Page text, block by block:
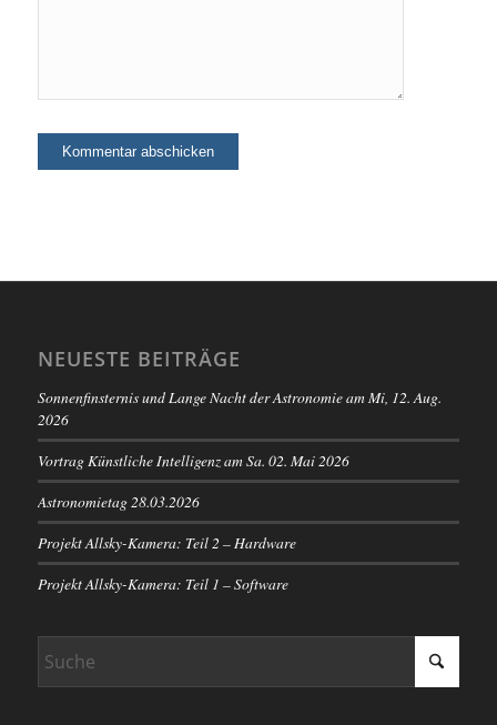
NEUESTE BEITRÄGE
Sonnenfinsternis und Lange Nacht der Astronomie am Mi, 12. Aug.
2026
Vortrag Künstliche Intelligenz am Sa. 02. Mai 2026
Astronomietag 28.03.2026
Projekt Allsky-Kamera: Teil 2 – Hardware
Projekt Allsky-Kamera: Teil 1 – Software